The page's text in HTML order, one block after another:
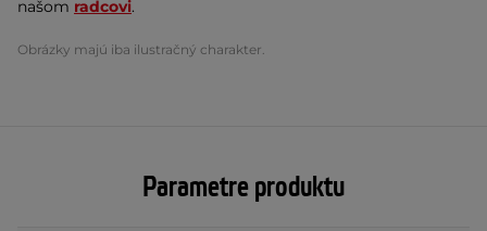
našom radcovi.
Obrázky majú iba ilustračný charakter.
Parametre produktu